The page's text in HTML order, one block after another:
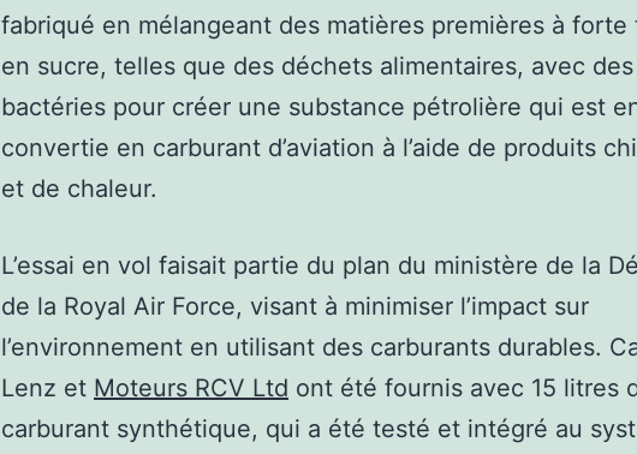
fabriqué en mélangeant des matières premières à forte
en sucre, telles que des déchets alimentaires, avec des
bactéries pour créer une substance pétrolière qui est
convertie en carburant d’aviation à l’aide de produits
et de chaleur.
L’essai en vol faisait partie du plan du ministère de la
de la Royal Air Force, visant à minimiser l’impact sur
l’environnement en utilisant des carburants durables.
Lenz et Moteurs RCV Ltd ont été fournis avec 15 litres
carburant synthétique, qui a été testé et intégré au